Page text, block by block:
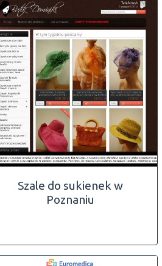
Szale do sukienek w
Poznaniu